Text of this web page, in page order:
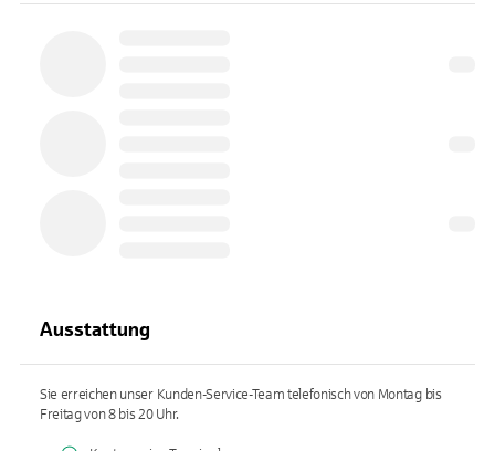
Ausstattung
Sie erreichen unser Kunden-Service-Team telefonisch von Montag bis
Freitag von 8 bis 20 Uhr.